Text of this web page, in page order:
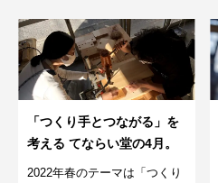
「つくり手とつながる」を
考える てならい堂の4月。
2022年春のテーマは「つくり